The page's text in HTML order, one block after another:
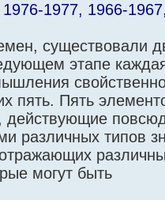
1977, 1966-
существовали
этапе
пять. Пять
действующие
различных типов
могут быть